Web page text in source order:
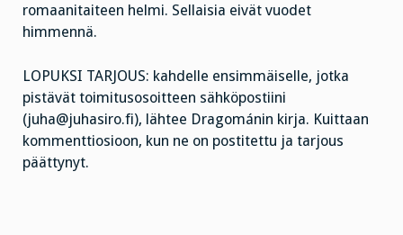
romaanitaiteen helmi. Sellaisia eivät vuodet
himmennä.
LOPUKSI TARJOUS: kahdelle ensimmäiselle, jotka
pistävät toimitusosoitteen sähköpostiini
(juha@juhasiro.fi), lähtee Dragománin kirja. Kuittaan
kommenttiosioon, kun ne on postitettu ja tarjous
päättynyt.